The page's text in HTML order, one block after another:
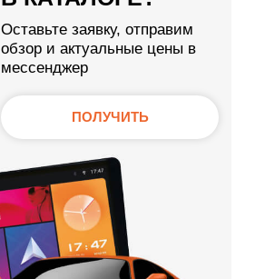
Оставьте заявку, отправим
обзор и актуальные цены в
мессенджер
ПОЛУЧИТЬ